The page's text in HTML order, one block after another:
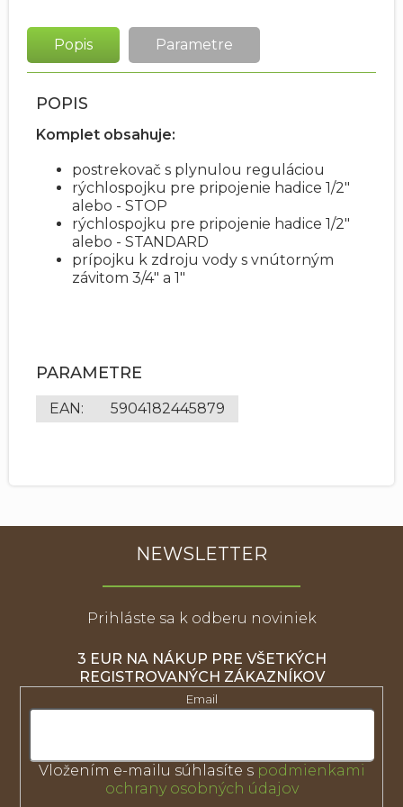
Popis Parametre
POPIS
Komplet obsahuje:
postrekovač s plynulou reguláciou
rýchlospojku pre pripojenie hadice 1/2"
alebo - STOP
rýchlospojku pre pripojenie hadice 1/2"
alebo - STANDARD
prípojku k zdroju vody s vnútorným
závitom 3/4" a 1"
PARAMETRE
EAN: 5904182445879
NEWSLETTER
Prihláste sa k odberu noviniek
3 EUR NA NÁKUP PRE VŠETKÝCH
REGISTROVANÝCH ZÁKAZNÍKOV
Email
Vložením e-mailu súhlasíte s podmienkami
ochrany osobných údajov